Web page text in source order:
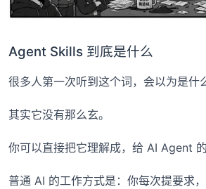
Agent Skills 到底是什么
很多人第一次听到这个词，会以为是什
其实它没有那么玄。
你可以直接把它理解成，给 AI Agent
普通 AI 的工作方式是：你每次提要求